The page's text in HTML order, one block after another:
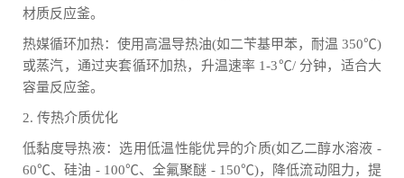
材质反应釜。
热媒循环加热：使用高温导热油(如二苄基甲苯，耐温 350℃)
或蒸汽，通过夹套循环加热，升温速率 1-3℃/ 分钟，适合大
容量反应釜。
2. 传热介质优化
低黏度导热液：选用低温性能优异的介质(如乙二醇水溶液 -
60℃、硅油 - 100℃、全氟聚醚 - 150℃)，降低流动阻力，提